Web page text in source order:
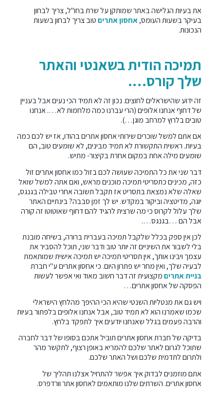
את בעיות הגלישה באתר שמותקן על שרת בחו"ל, צריך לבחון
בעיקר בשעות העומס,אחסון אתריםטוב צריך לבחון בשעות
הנכונות.
תמיכה הודית בשאנטי והאתר
שלך קורס….
זה ידוע שהישראלים לחוצים. נכון זה לא תמיד הכי נעים אבל בעניין
של דחוף אנחנו אלופים (הרי עברנו כמה מלחמות לא…. אנחנו
טובים בלרוץ למרחב מוגן…).
אם אתם למשל שוכרים שירותי אחסון אתרים בהודו, אז יש לכם כמה
בעיות. ראשית התקשורת לא תמיד מבינים, לא שומעים טוב, הם
שומעים מילה אחת במקום אחרת בקיצור- מתיש.
דבר שני את כל התמיכה שעושה לכם בזול כמו אחסון אתרים זול
כזה, מכינים כתסריטי תמיכה מוכנים מראש, ואם אתה למשל שואל
שאלה שלא נמצאת בתסריט אז תקבל תשובה אחרי טבילה בגנגס,
יוגה, מדיטציה וביקור במקדש. יש לך זמן סבבה? בינתיים האתר
שלך עלול לקרוס כי מה שרצית להגיד להם דחוף שאוטוטו זה קורה
אבל הם …בגנגס….
לכן אין ספק בכלל שלקבל תמיכה בעברית ברורה, בשיחה מובנת
בלי לשבור את השיניים זה יותר טוב ודבר שני, תוכל להסביר את
עצמך ויבינו אותך, אין תסריטי תמיכה יש תמיכה אישית שמותאמת
לבעיה שלך, ואין מחר יש פתרון היום. כי אחסון אתרים ע"י חברת
בניית אתריםמקצועית זה דבר חשוב מאוד ואי אפשר לעשות
הפסקה של אחסון אתרים…
ויש גם את מנטליות השנטי שהיא הכי ההיפך מהלחץ הישראלי
שכמו שאמרנו הוא לא תמיד טוב, אבל אנחנו אלופים בלפתור בעיות
והרבה פעמים בגלל שאנחנו יודעים איך לתפקד בלחץ.
בדיקה של חברת אחסון אתרים תוביל אתכם בסופו של דבר לחברה
שתוכל לגרום לאתר שלכם להמריא באופן רצוף, לתקשר מהר
ולתרום לתדמית שלכם ושל האתר שלכם.
אתם מוזמנים לבדוק איך אפשר להתחיל אצלנו תהליך של
אחסון אתרים. השרתים שלנו מותאמים לאחסון אתר וורדפרס.